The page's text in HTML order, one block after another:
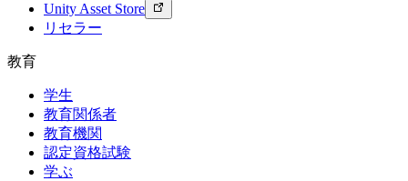
Unity Asset Store
リセラー
教育
学生
教育関係者
教育機関
認定資格試験
学ぶ